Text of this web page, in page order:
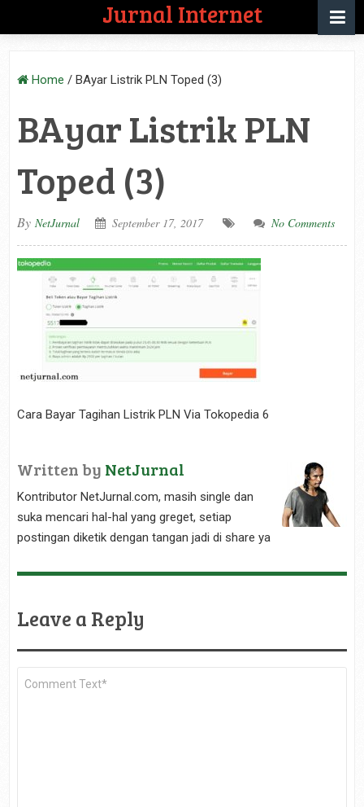
Jurnal Internet
Home / BAyar Listrik PLN Toped (3)
BAyar Listrik PLN
Toped (3)
By NetJurnal September 17, 2017 No Comments
Cara Bayar Tagihan Listrik PLN Via Tokopedia 6
Written by NetJurnal
Kontributor NetJurnal.com, masih single dan
suka mencari hal-hal yang greget, setiap
postingan diketik dengan tangan jadi di share ya
Leave a Reply